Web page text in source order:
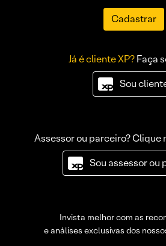
Cadastrar
Já é cliente XP?Faça
Sou
Assessor ou parceiro? Clique
Sou assessor ou
Invista melhor com as
e análises exclusivas dos